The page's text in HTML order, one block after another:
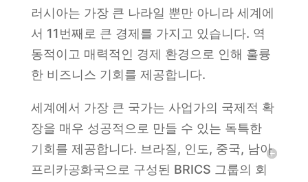
러시아는 가장 큰 나라일 뿐만 아니라 세계에
서 11번째로 큰 경제를 가지고 있습니다. 역
동적이고 매력적인 경제 환경으로 인해 훌륭
한 비즈니스 기회를 제공합니다.
세계에서 가장 큰 국가는 사업가의 국제적 확
장을 매우 성공적으로 만들 수 있는 독특한
기회를 제공합니다. 브라질, 인도, 중국, 남아
프리카공화국으로 구성된 BRICS 그룹의 회